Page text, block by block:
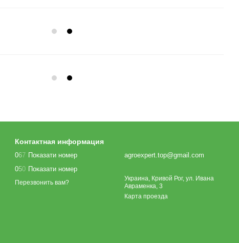
Контактная информация
067 Показати номер
050 Показати номер
Перезвонить вам?
agroexpert.top@gmail.com
Украина, Кривой Рог, ул. Ивана
Авраменка, 3
Карта проезда